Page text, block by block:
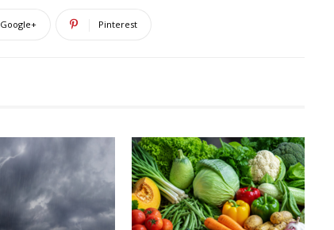
Google+ Pinterest